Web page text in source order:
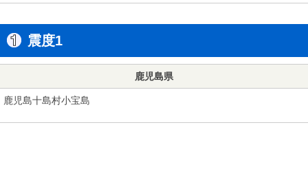
震度1
鹿児島県
鹿児島十島村小宝島